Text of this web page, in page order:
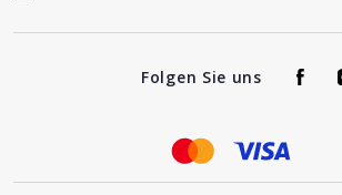
Folgen Sie uns